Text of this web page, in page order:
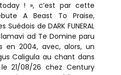
! », c’est par cette
A Beast To Praise,
de DARK FUNERAL
ad Te Domine paru
en 2004, avec, alors, un
Caligula au chant dans
21/08/26 chez Century